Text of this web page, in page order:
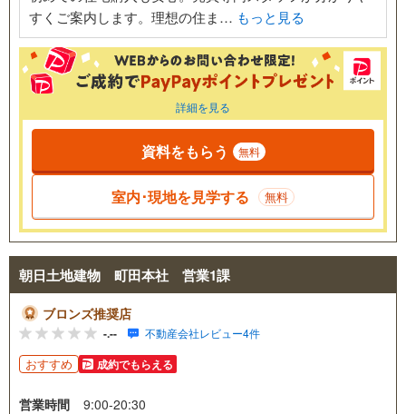
すくご案内します。理想の住ま… もっと見る
詳細を見る
資料をもらう 無料
室内･現地を見学する 無料
朝日土地建物 町田本社 営業1課
ブロンズ推奨店
-.-- 不動産会社レビュー4件
おすすめ 成約でもらえる
営業時間
9:00-20:30